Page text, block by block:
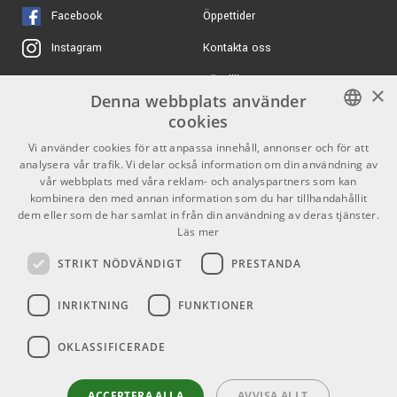
Specifikationer:
Stommar: 7-lagers hardwood
Bearing edges: handslipade 45° .
Trumstorlekar: 16x14" bas, 10x7" tom, 13×13" floor tom,
14x5" virvel
Inkluderat: 3 st förvarings-/transportpåsar
FAQ
Hur låter Ludwig Breakbeats trots sin kompakta
Det låter större än det ser ut tack vare 7-lagers hardwood-
och fokuserade toms.
Passar Breakbeats för live-spelningar?
och ger professionell ton,
ARTIKELNUMMER 1078193
Century 1939 Lap Steel
Ebony
ARTIKELNUMMER 1067144
Peavey Bandit 112 -
Gitarrförstärkare
ARTIKELNUMMER 1050941
6590 kr/st
Focusrite Scarlett
16i16 4th Generation
ARTIKELNUMMER 1087081
3787 kr/st
Facebook
Instagram
X
Youtube
TikTok
Öppettider
Kontakta oss
Köpvillkor
Butiken
Varumärken
GDPR & Cookies
Partners Kontakt
Info
Mån-Fre: 10.00-18.00
Helgdagar
SWEDISH
ENGLISH
×
Denna webbplats använder
cookies
Vi använder cookies för att anpassa innehåll, annonser och för att
analysera vår trafik. Vi delar också information om din användning av
vår webbplats med våra reklam- och analyspartners som kan
kombinera den med annan information som du har tillhandahållit
dem eller som de har samlat in från din användning av deras tjänster.
Läs mer
STRIKT NÖDVÄNDIGT PRESTANDA
INRIKTNING FUNKTIONER
OKLASSIFICERADE